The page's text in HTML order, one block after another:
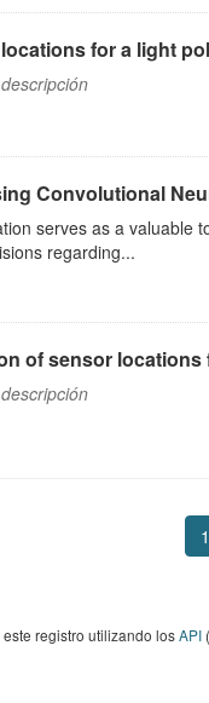
for a light
Convolutional
serves as a valuable
regarding...
of sensor
1
registro utilizando losAPI